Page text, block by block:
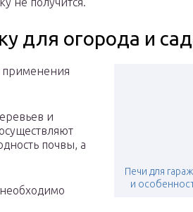
для огорода и
Печи для
и
применения
и
почвы, а